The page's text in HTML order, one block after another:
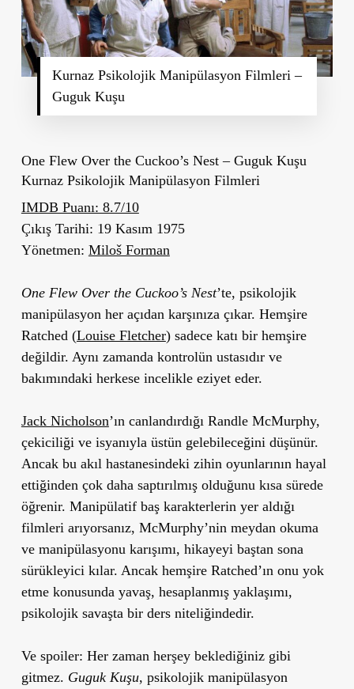
Kurnaz Psikolojik Manipülasyon Filmleri –
Guguk Kuşu
One Flew Over the Cuckoo’s Nest – Guguk Kuşu
Kurnaz Psikolojik Manipülasyon Filmleri
IMDB Puanı: 8.7/10
Çıkış Tarihi: 19 Kasım 1975
Yönetmen: Miloš Forman
One Flew Over the Cuckoo’s Nest’te, psikolojik
manipülasyon her açıdan karşınıza çıkar. Hemşire
Ratched (Louise Fletcher) sadece katı bir hemşire
değildir. Aynı zamanda kontrolün ustasıdır ve
bakımındaki herkese incelikle eziyet eder.
Jack Nicholson’ın canlandırdığı Randle McMurphy,
çekiciliği ve isyanıyla üstün gelebileceğini düşünür.
Ancak bu akıl hastanesindeki zihin oyunlarının hayal
ettiğinden çok daha saptırılmış olduğunu kısa sürede
öğrenir. Manipülatif baş karakterlerin yer aldığı
filmleri arıyorsanız, McMurphy’nin meydan okuma
ve manipülasyonu karışımı, hikayeyi baştan sona
sürükleyici kılar. Ancak hemşire Ratched’ın onu yok
etme konusunda yavaş, hesaplanmış yaklaşımı,
psikolojik savaşta bir ders niteliğindedir.
Ve spoiler: Her zaman herşey beklediğiniz gibi
gitmez. Guguk Kuşu, psikolojik manipülasyon